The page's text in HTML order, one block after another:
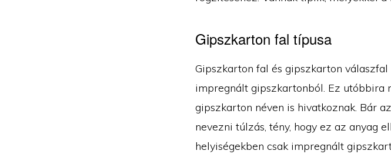
Gipszkarton fal típusa
Gipszkarton fal és gipszkarton
impregnált gipszkartonból. Ez utóbbira
gipszkarton néven is hivatkoznak. Bár
nevezni túlzás, tény, hogy ez az anyag
helyiségekben csak impregnált